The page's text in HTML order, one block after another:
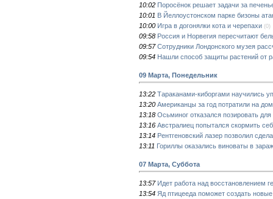
10:02 Поросёнок решает задачи за
10:01 В Йеллоустонском парке бизоны
10:00 Игра в догонялки кота и черепахи (0)
09:58 Россия и Норвегия пересчитают
09:57 Сотрудники Лондонского музея
09:54 Нашли способ защиты растений от
09 Марта, Понедельник
13:22 Тараканами-киборгами научились
13:20 Американцы за год потратили на
13:18 Осьминог отказался позировать
13:16 Австралиец попытался скормить
13:14 Рентгеновский лазер позволил
13:11 Гориллы оказались виноваты в
07 Марта, Суббота
13:57 Идет работа над восстановлением
13:54 Яд птицееда поможет создать